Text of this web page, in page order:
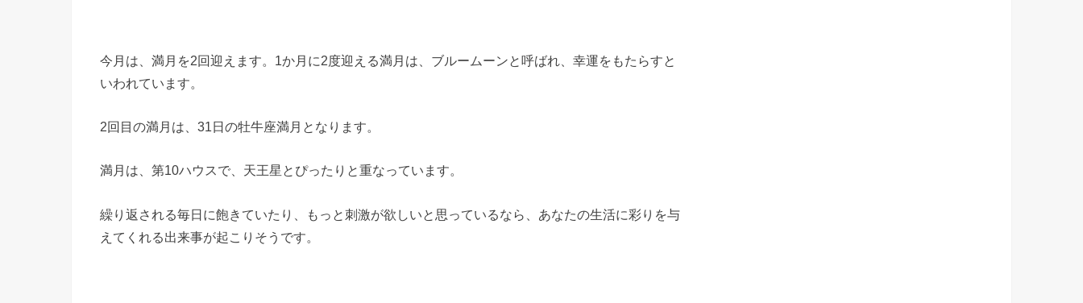
今月は、満月を2回迎えます。1か月に2度迎える満月は、ブルームーンと呼ばれ、幸運をもたらすと
いわれています。
2回目の満月は、31日の牡牛座満月となります。
満月は、第10ハウスで、天王星とぴったりと重なっています。
繰り返される毎日に飽きていたり、もっと刺激が欲しいと思っているなら、あなたの生活に彩りを与
えてくれる出来事が起こりそうです。